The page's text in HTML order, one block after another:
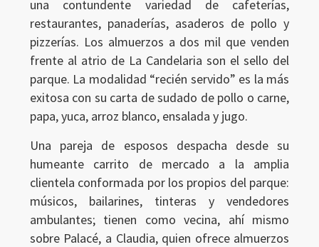
una contundente variedad de cafeterías,
restaurantes, panaderías, asaderos de pollo y
pizzerías. Los almuerzos a dos mil que venden
frente al atrio de La Candelaria son el sello del
parque. La modalidad “recién servido” es la más
exitosa con su carta de sudado de pollo o carne,
papa, yuca, arroz blanco, ensalada y jugo.
Una pareja de esposos despacha desde su
humeante carrito de mercado a la amplia
clientela conformada por los propios del parque:
músicos, bailarines, tinteras y vendedores
ambulantes; tienen como vecina, ahí mismo
sobre Palacé, a Claudia, quien ofrece almuerzos